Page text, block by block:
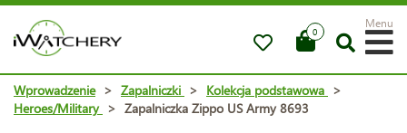
0
Menu
Wprowadzenie > Zapalniczki > Kolekcja podstawowa >
Heroes/Military > Zapalniczka Zippo US Army 8693